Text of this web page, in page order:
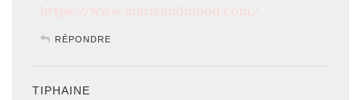
https://www.marieandmood.com/
RÉPONDRE
TIPHAINE